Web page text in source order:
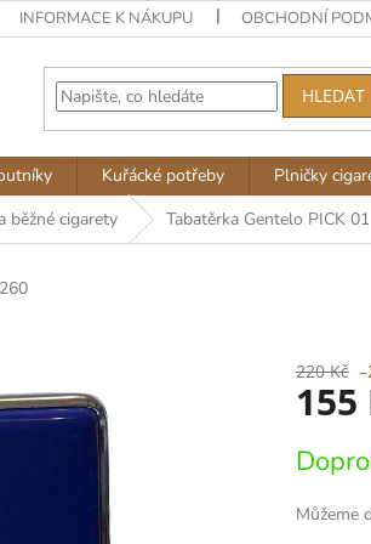
INFORMACE K NÁKUPU OBCHODNÍ
HLEDAT
Kuřácké potřeby Plničky
běžné cigarety Tabatěrka Gentelo PICK 01
220 Kč
155
cena:
Můžeme